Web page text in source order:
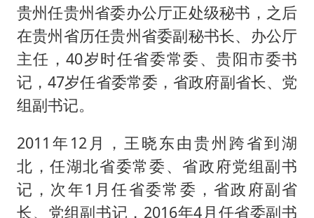
贵州任贵州省委办公厅正处级秘书，之后
在贵州省历任贵州省委副秘书长、办公厅
主任，40岁时任省委常委、贵阳市委书
记，47岁任省委常委，省政府副省长、党
组副书记。
2011年12月，王晓东由贵州跨省到湖
北，任湖北省委常委、省政府党组副书
记，次年1月任省委常委，省政府副省
长、党组副书记，2016年4月任省委副书